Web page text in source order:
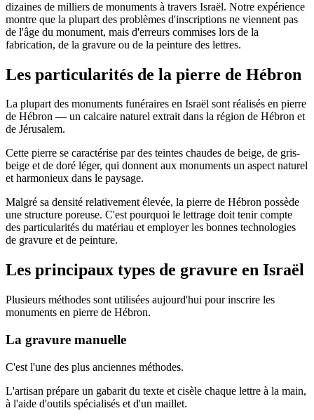
dizaines de milliers de monuments à travers Israël. Notre expérience
montre que la plupart des problèmes d'inscriptions ne viennent pas
de l'âge du monument, mais d'erreurs commises lors de la
fabrication, de la gravure ou de la peinture des lettres.
Les particularités de la pierre de Hébron
La plupart des monuments funéraires en Israël sont réalisés en pierre
de Hébron — un calcaire naturel extrait dans la région de Hébron et
de Jérusalem.
Cette pierre se caractérise par des teintes chaudes de beige, de gris-
beige et de doré léger, qui donnent aux monuments un aspect naturel
et harmonieux dans le paysage.
Malgré sa densité relativement élevée, la pierre de Hébron possède
une structure poreuse. C'est pourquoi le lettrage doit tenir compte
des particularités du matériau et employer les bonnes technologies
de gravure et de peinture.
Les principaux types de gravure en Israël
Plusieurs méthodes sont utilisées aujourd'hui pour inscrire les
monuments en pierre de Hébron.
La gravure manuelle
C'est l'une des plus anciennes méthodes.
L'artisan prépare un gabarit du texte et cisèle chaque lettre à la main,
à l'aide d'outils spécialisés et d'un maillet.